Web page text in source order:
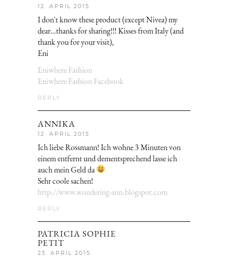
12. APRIL 2015
I don't know these product (except Nivea) my
dear…thanks for sharing!!! Kisses from Italy (and
thank you for your visit),
Eni
Eniwhere Fashion
Eniwhere Fashion Facebook
REPLY
ANNIKA
12. APRIL 2015
Ich liebe Rossmann! Ich wohne 3 Minuten von
einem entfernt und dementsprechend lasse ich
auch mein Geld da
Sehr coole sachen!
http://www.wondering-ann.blogspot.com
REPLY
PATRICIA SOPHIE
PETIT
23. APRIL 2015